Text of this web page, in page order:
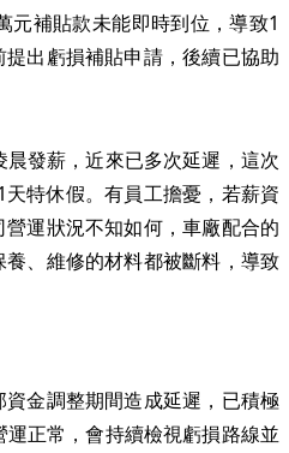
元補貼款未能即時到位，導致1
出虧損補貼申請，後續已協助
發薪，近來已多次延遲，這次
特休假。有員工擔憂，若薪資
運狀況不知如何，車廠配合的
、維修的材料都被斷料，導致
金調整期間造成延遲，已積極
正常，會持續檢視虧損路線並